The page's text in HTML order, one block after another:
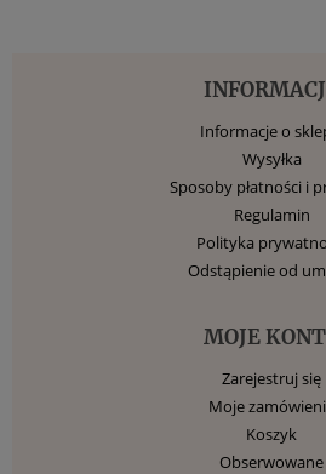
Informacje o
Wysyłka
Sposoby płatności i
Regulamin
Polityka
Odstąpienie od
MOJE
Zarejestruj się
Moje
Koszyk
Obserwowane